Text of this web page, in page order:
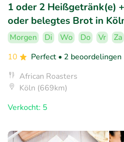
1 oder 2 Heißgetränk(e)
oder belegtes Brot in
Morgen Di Wo Do Vr
Za
10
Perfect • 2 beoordelingen
African Roasters
Köln (669km)
Verkocht: 5